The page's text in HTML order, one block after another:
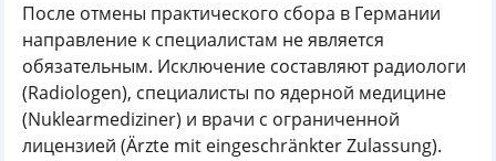
После отмены практического сбора в Германии
направление к специалистам не является
обязательным. Исключение составляют радиологи
(Radiologen), специалисты по ядерной медицине
(Nuklearmediziner) и врачи с ограниченной
лицензией (Ärzte mit eingeschränkter Zulassung).